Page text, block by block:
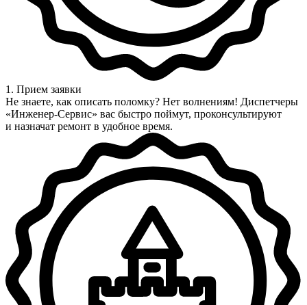
1. Прием заявки
Не знаете, как описать поломку? Нет волнениям! Диспетчеры
«Инженер-Сервис» вас быстро поймут, проконсультируют
и назначат ремонт в удобное время.